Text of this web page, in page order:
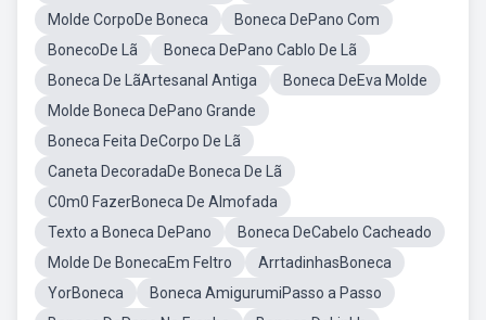
Molde CorpoDe Boneca
Boneca DePano Com
BonecoDe Lã
Boneca DePano Cablo De Lã
Boneca De LãArtesanal Antiga
Boneca DeEva Molde
Molde Boneca DePano Grande
Boneca Feita DeCorpo De Lã
Caneta DecoradaDe Boneca De Lã
C0m0 FazerBoneca De Almofada
Texto a Boneca DePano
Boneca DeCabelo Cacheado
Molde De BonecaEm Feltro
ArrtadinhasBoneca
YorBoneca
Boneca AmigurumiPasso a Passo